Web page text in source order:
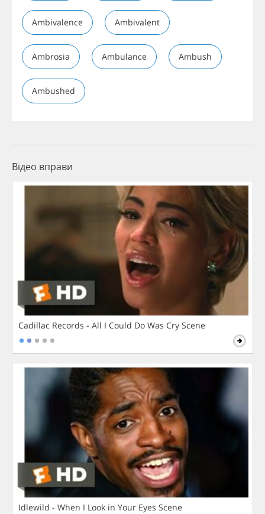
Ambivalence Ambivalent
Ambrosia Ambulance Ambush
Ambushed
Відео вправи
Cadillac Records - All I Could Do Was Cry Scene
Idlewild - When I Look in Your Eyes Scene